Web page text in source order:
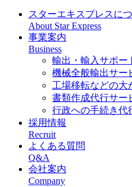
スターエキスプレスに
About Star Express
事業案内
Business
輸出・輸入サポー
機械全般輸出サー
工場移転などの大
書類作成代行サー
行政への手続き代
採用情報
Recruit
よくある質問
Q&A
会社案内
Company